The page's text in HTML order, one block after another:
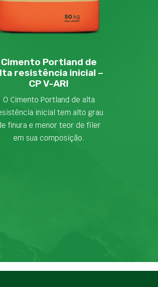
Cimento Portland de
resistência inicial –
CP V-ARI
O Cimento Portland de alta
inicial tem alto grau
finura e menor teor de fíler
em sua composição.